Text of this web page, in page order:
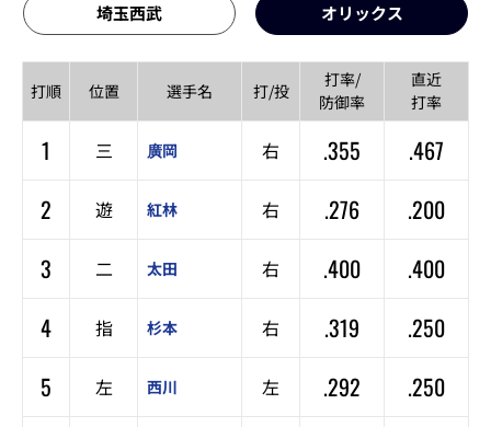
埼玉西武 オリックス
打順 位置 選手名 打/投
打率/
防御率
直近
打率
1 三 廣岡 右 .355
.467
2
遊 紅林 右 .276
.200
3
二 太田 右 .400
.400
4
指 杉本 右 .319
.250
5
左 西川 左 .292
.250